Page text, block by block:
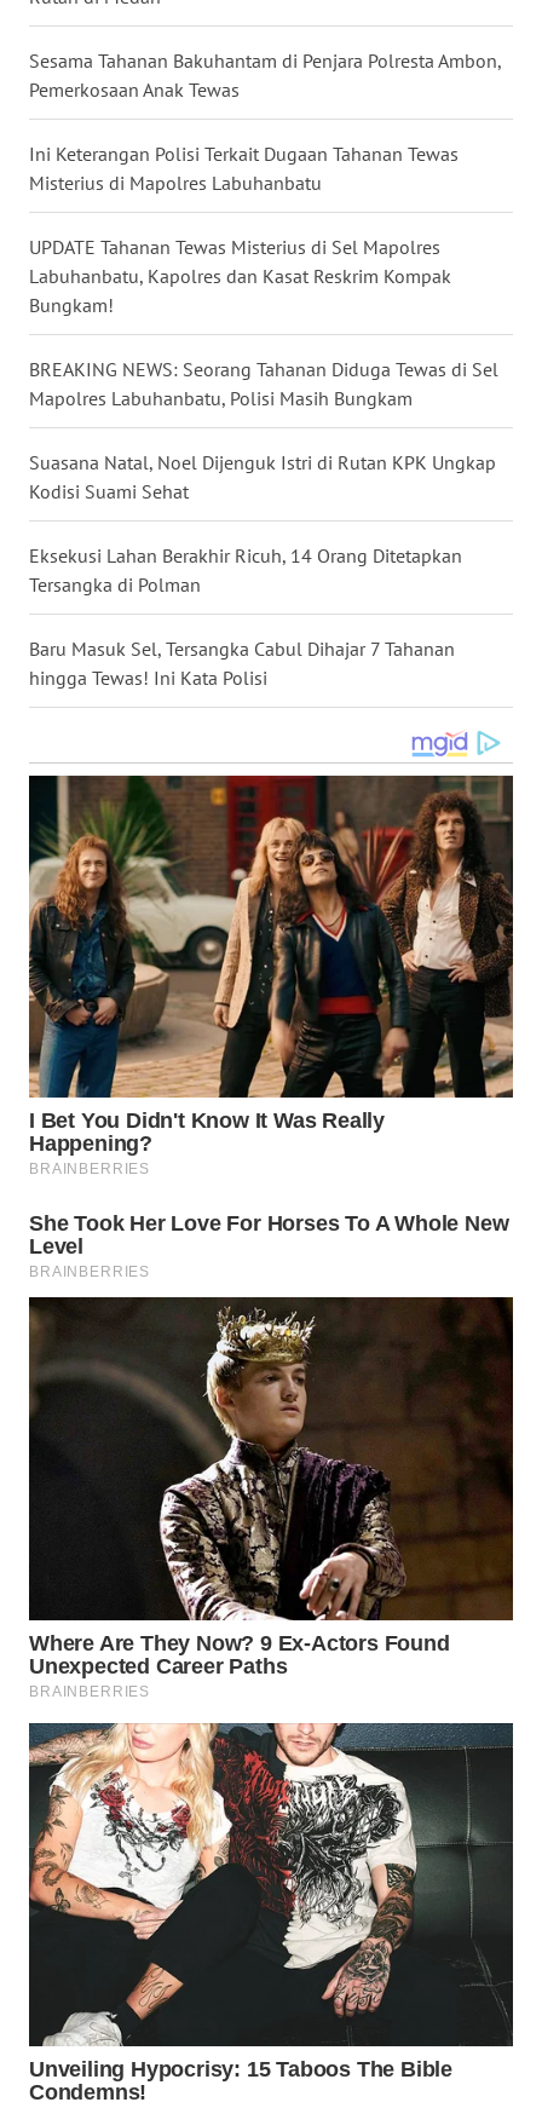
Sesama Tahanan Bakuhantam di Penjara Polresta Ambon,
Pemerkosaan Anak Tewas
Ini Keterangan Polisi Terkait Dugaan Tahanan Tewas
Misterius di Mapolres Labuhanbatu
UPDATE Tahanan Tewas Misterius di Sel Mapolres
Labuhanbatu, Kapolres dan Kasat Reskrim Kompak
Bungkam!
BREAKING NEWS: Seorang Tahanan Diduga Tewas di Sel
Mapolres Labuhanbatu, Polisi Masih Bungkam
Suasana Natal, Noel Dijenguk Istri di Rutan KPK Ungkap
Kodisi Suami Sehat
Eksekusi Lahan Berakhir Ricuh, 14 Orang Ditetapkan
Tersangka di Polman
Baru Masuk Sel, Tersangka Cabul Dihajar 7 Tahanan
hingga Tewas! Ini Kata Polisi
BABEL
WN
SUMBAR
WN
SUMSEL
WN
BENGKULU
WN
WN
NUSANTARA
WN
JOGJA
JATIM
WN
BALI
WN
KALBAR
WN
KALTENG
WN
KALTARA
KALSEL
KALTIM
WN
WN
MALUKU
WN
MALUT
WN
DAIRI
WN
WN